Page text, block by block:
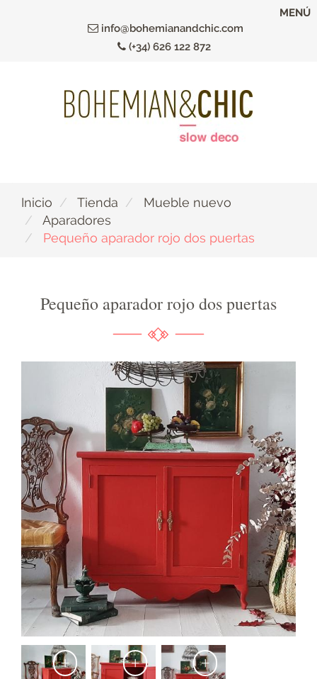
info@bohemianandchic.com
(+34) 626 122 872
MENÚ
Inicio Tienda
Mueble nuevo
Aparadores
Pequeño aparador rojo dos puertas
Pequeño aparador rojo dos puertas
+ + +